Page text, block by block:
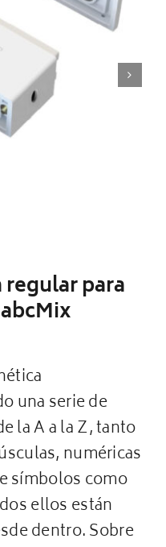
para
una serie de
la A a la Z, tanto
numéricas
símbolos como
ellos están
dentro. Sobre